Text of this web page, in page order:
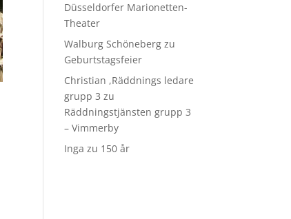
Düsseldorfer Marionetten-
Theater
Walburg Schöneberg zu
Geburtstagsfeier
Christian ,Räddnings ledare
grupp 3 zu
Räddningstjänsten grupp 3
– Vimmerby
Inga zu 150 år